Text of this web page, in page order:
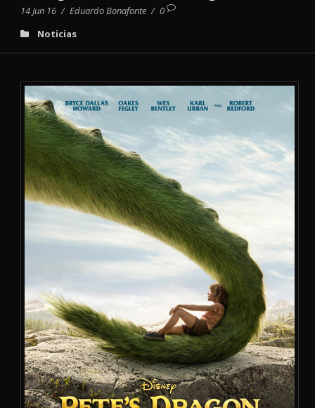
14 Jun 16 / Eduardo Bonafonte / 0
Noticias